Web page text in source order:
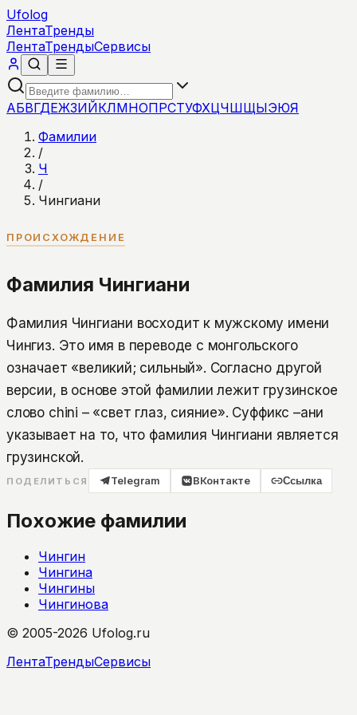
Ufolog
ЛентаТренды
ЛентаТрендыСервисы
АБВГДЕЖЗИЙКЛМНОПРСТУФХЦЧШЩЫЭЮЯ
Фамилии
/
Ч
/
Чингиани
ПРОИСХОЖДЕНИЕ
Фамилия Чингиани
Фамилия Чингиани восходит к мужскому имени
Чингиз. Это имя в переводе с монгольского
означает «великий; сильный». Согласно другой
версии, в основе этой фамилии лежит грузинское
слово chini – «свет глаз, сияние». Суффикс –ани
указывает на то, что фамилия Чингиани является
грузинской.
ПОДЕЛИТЬСЯ Telegram ВКонтакте Ссылка
Похожие фамилии
Чингин
Чингина
Чингины
Чингинова
© 2005-2026 Ufolog.ru
ЛентаТрендыСервисы